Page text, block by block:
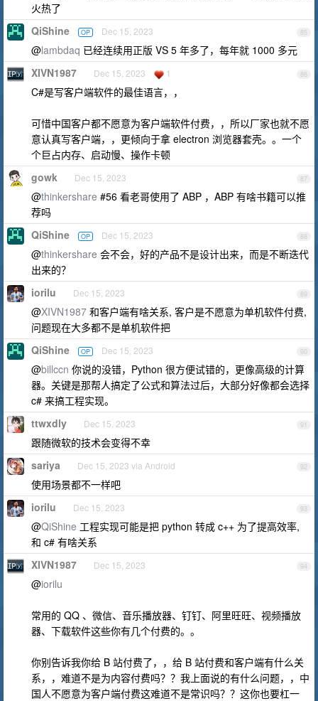
火热了
85
QiShine OP Dec 15, 2023
@lambdaq 已经连续用正版 VS 5 年多了，每年就 1000 多元
86
XIVN1987 Dec 15, 2023 1
C#是写客户端软件的最佳语言，，
可惜中国客户都不愿意为客户端软件付费，，所以厂家也就不愿
意认真写客户端，，更倾向于拿 electron 浏览器套壳。。一个
个巨占内存、启动慢、操作卡顿
87
gowk Dec 15, 2023
@thinkershare #56 看老哥使用了 ABP ，ABP 有啥书籍可以推
荐吗
88
QiShine OP Dec 15, 2023
@thinkershare 会不会，好的产品不是设计出来，而是不断迭代
出来的？
89
iorilu Dec 15, 2023
@XIVN1987 和客户端有啥关系, 客户是不愿意为单机软件付费,
问题现在大多都不是单机软件把
90
QiShine OP Dec 15, 2023
@billccn 你说的没错，Python 很方便试错的，更像高级的计算
器。关键是那帮人搞定了公式和算法过后，大部分好像都会选择
c# 来搞工程实现。
91
ttwxdly Dec 15, 2023
跟随微软的技术会变得不幸
92
sariya Dec 15, 2023 via Android
使用场景都不一样吧
93
iorilu Dec 15, 2023
@QiShine 工程实现可能是把 python 转成 c++ 为了提高效率,
和 c# 有啥关系
94
XIVN1987 Dec 15, 2023
@iorilu
常用的 QQ 、微信、音乐播放器、钉钉、阿里旺旺、视频播放
器、下载软件这些你有几个付费的。。
你别告诉我你给 B 站付费了，，给 B 站付费和客户端有什么关
系，，难道不是为内容付费吗？？我上面说的有什么问题，，中
国人不愿意为客户端付费这难道不是常识吗？？这你也要杠一